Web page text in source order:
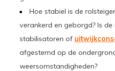
Hoe stabiel is de
verankerd en geborgd? Is
stabilisatoren of
afgestemd op de
weersomstandigheden?